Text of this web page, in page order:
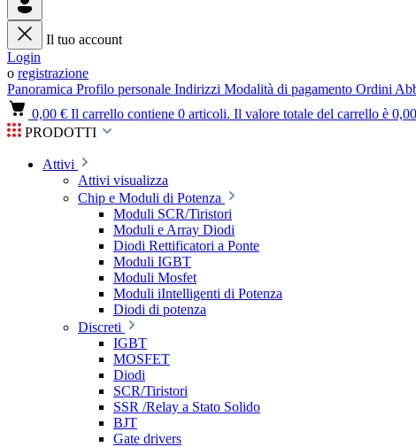
Il tuo account
Login
o registrazione
Panoramica Profilo personale Indirizzi Modalità di pagamento Ordini
0,00 € Il carrello contiene 0 articoli. Il valore totale del carrello è
PRODOTTI
Attivi
Attivi visualizza
Chip e Moduli di Potenza
Moduli SCR/Tiristori
Moduli e Array Diodi
Diodi Rettificatori a Ponte
Moduli IGBT
Moduli Mosfet
Moduli iIntelligenti di Potenza
Diodi di potenza
Discreti
IGBT
MOSFET
Diodi
SCR/Tiristori
SSR /Relay a Stato Solido
BJT
Gate drivers